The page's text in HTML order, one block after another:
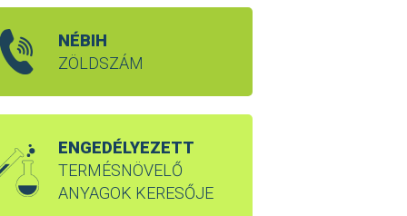
NÉBIH
ZÖLDSZÁM
ENGEDÉLYEZETT
TERMÉSNÖVELŐ
ANYAGOK KERESŐJE